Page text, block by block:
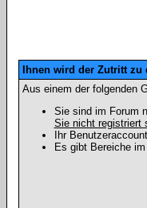
Ihnen wird der Zutritt zu
Aus einem der folgenden
Sie sind im Forum
Sie nicht registriert
Ihr
Es gibt Bereiche